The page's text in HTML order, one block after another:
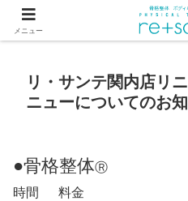
つらい首・肩こり・腰の痛みは
リ・サンテ関内店リ
ニューについてのお
●骨格整体Ⓡ
時間 料金
メニュー